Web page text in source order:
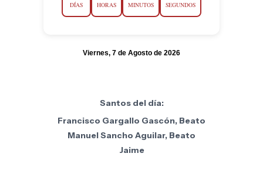
DÍAS HORAS MINUTOS SEGUNDOS
Viernes, 7 de Agosto de 2026
Santos del día:
Francisco Gargallo Gascón, Beato
Manuel Sancho Aguilar, Beato
Jaime